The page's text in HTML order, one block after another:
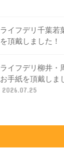
ライフデリ千葉若
を頂戴しました！
ライフデリ柳井・
お手紙を頂戴しま
2026.07.25